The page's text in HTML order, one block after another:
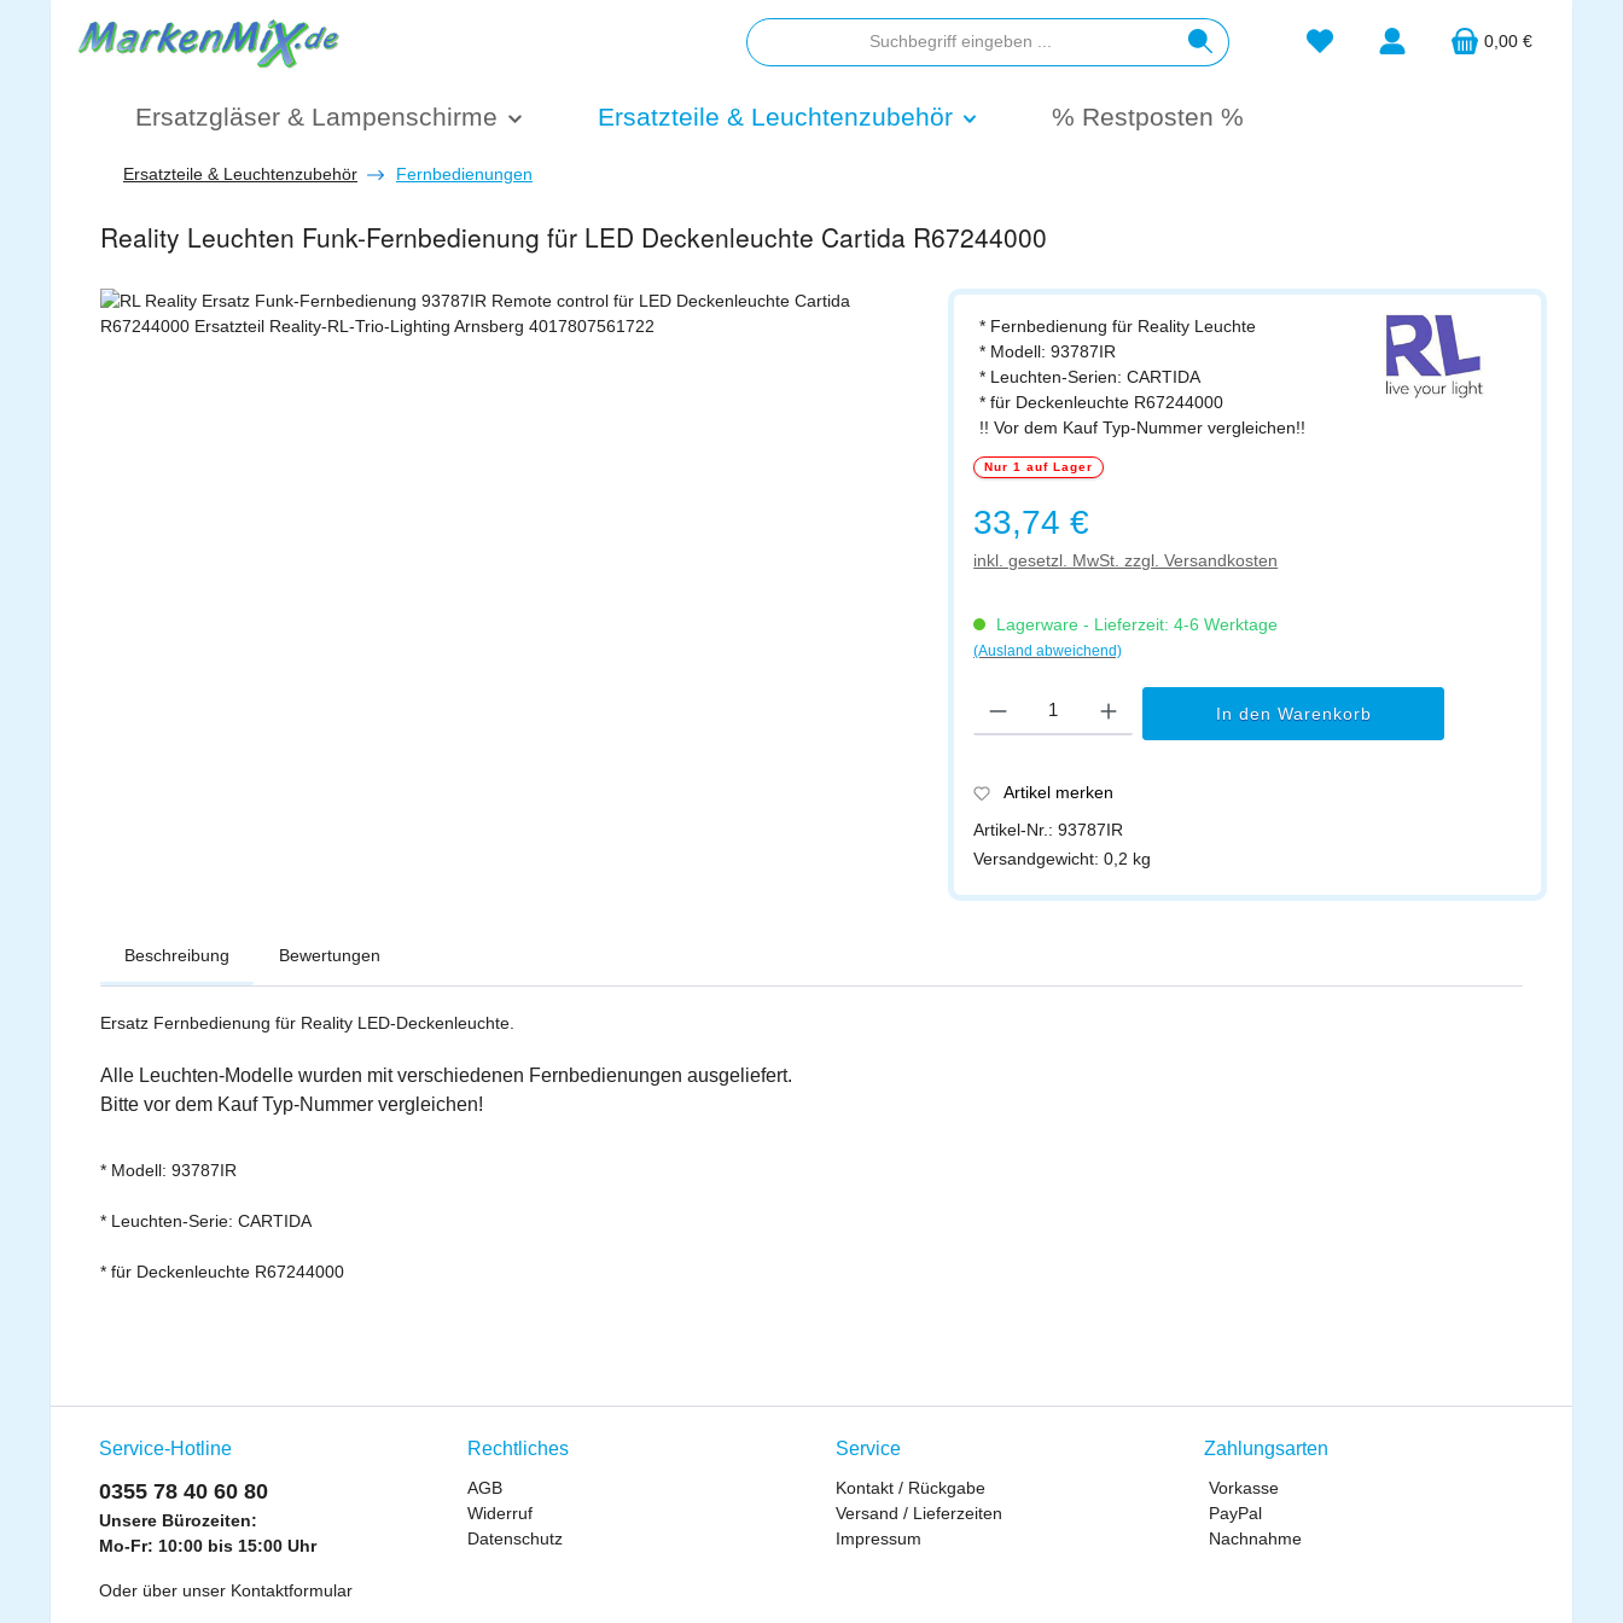
Hauptinhalt springen
Zur Suche springen
Zur Hauptnavigation springen
Du hast 0 Produkte auf dem
0,00 €
Ersatzgläser & Lampenschirme Ersatzteile & Leuchtenzubehör % Restposten %
Ersatzteile & Leuchtenzubehör Fernbedienungen
Reality Leuchten Funk-Fernbedienung für LED Deckenleuchte Cartida R67244000
Bildergalerie überspringen
* Fernbedienung für Reality Leuchte
* Modell: 93787IR
* Leuchten-Serien: CARTIDA
* für Deckenleuchte R67244000
!! Vor dem Kauf Typ-Nummer vergleichen!!
Nur 1 auf Lager
Regulärer Preis:
33,74 €
inkl. gesetzl. MwSt. zzgl. Versandkosten
Lagerware - Lieferzeit: 4-6 Werktage
(Ausland abweichend)
In den Warenkorb
Artikel merken
Artikel-Nr.:93787IR
Versandgewicht:0,2 kg
Beschreibung Bewertungen
Ersatz Fernbedienung für Reality LED-Deckenleuchte.
Alle Leuchten-Modelle wurden mit verschiedenen Fernbedienungen ausgeliefert.
Bitte vor dem Kauf Typ-Nummer vergleichen!
* Modell: 93787IR
* Leuchten-Serie: CARTIDA
* für Deckenleuchte R67244000
Service-Hotline
0355 78 40 60 80
Unsere Bürozeiten:
Mo-Fr: 10:00 bis 15:00 Uhr
Oder über unser Kontaktformular
Rechtliches
AGB
Widerruf
Datenschutz
Service
Kontakt / Rückgabe
Versand / Lieferzeiten
Impressum
Zahlungsarten
Vorkasse
PayPal
Nachnahme